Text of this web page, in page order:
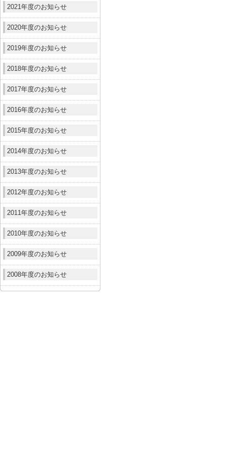
2021年度のお知らせ
2020年度のお知らせ
2019年度のお知らせ
2018年度のお知らせ
2017年度のお知らせ
2016年度のお知らせ
2015年度のお知らせ
2014年度のお知らせ
2013年度のお知らせ
2012年度のお知らせ
2011年度のお知らせ
2010年度のお知らせ
2009年度のお知らせ
2008年度のお知らせ